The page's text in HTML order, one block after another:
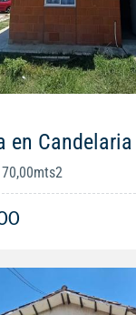
en Candelaria